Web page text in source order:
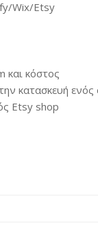
Wix/Etsy
και κόστος
κατασκευή
Etsy shop